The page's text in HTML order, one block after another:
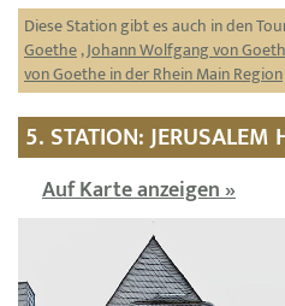
Diese Station gibt es auch in den
Goethe,Johann Wolfgang von
von Goethe in der Rhein Main Region
5. STATION: JERUSALEM
Auf Karte anzeigen »